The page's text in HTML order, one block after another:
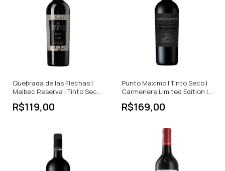
Quebrada de las Flechas |
Malbec Reserva | Tinto Seco
R$119,00
Punto Maximo | Tinto Seco |
Carmenere Limited Edition |
R$169,00